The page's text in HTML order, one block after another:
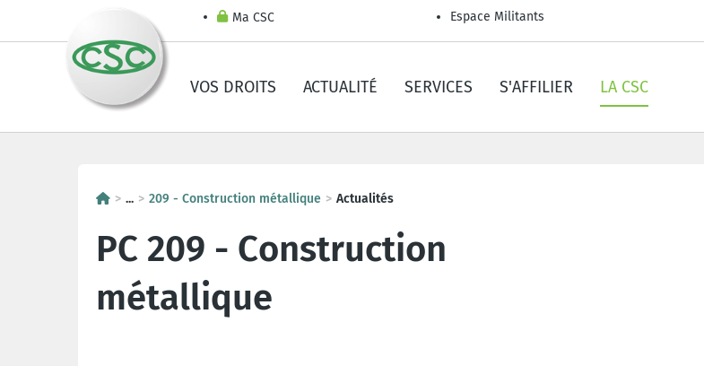
Ma CSC Espace Militants
VOS DROITS ACTUALITÉ SERVICES S'AFFILIER LA CSC
... 209 - Construction métallique Actualités
PC 209 - Construction
métallique